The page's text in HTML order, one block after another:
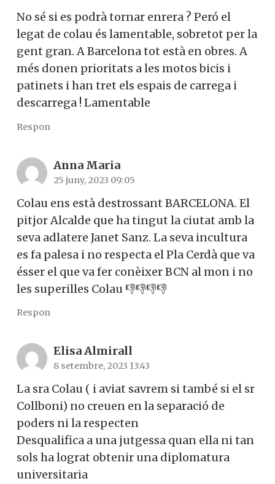
No sé si es podrà tornar enrera ? Peró el
legat de colau és lamentable, sobretot per la
gent gran. A Barcelona tot està en obres. A
més donen prioritats a les motos bicis i
patinets i han tret els espais de carrega i
descarrega ! Lamentable
Respon
Anna Maria
25 juny, 2023 09:05
Colau ens està destrossant BARCELONA. El
pitjor Alcalde que ha tingut la ciutat amb la
seva adlatere Janet Sanz. La seva incultura
es fa palesa i no respecta el Pla Cerdà que va
ésser el que va fer conèixer BCN al mon i no
les superilles Colau 👎👎👎👎
Respon
Elisa Almirall
8 setembre, 2023 13:43
La sra Colau ( i aviat savrem si també si el sr
Collboni) no creuen en la separació de
poders ni la respecten
Desqualifica a una jutgessa quan ella ni tan
sols ha lograt obtenir una diplomatura
universitaria